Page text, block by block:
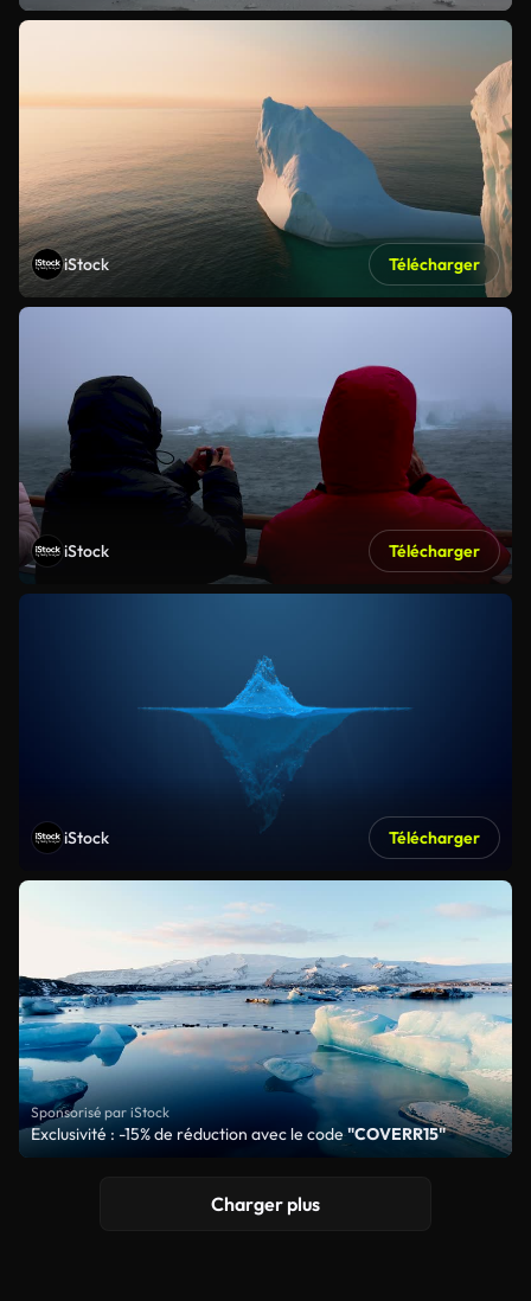
iStock Télécharger
iStock Télécharger
iStock Télécharger
Sponsorisé par iStock
Exclusivité : -15% de réduction avec le code"COVERR15"
Charger plus